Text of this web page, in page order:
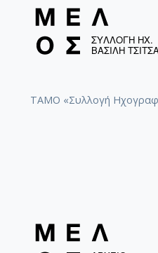
ΤΑΜΟ «Συλλογή